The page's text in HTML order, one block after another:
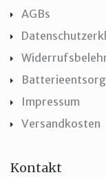
AGBs
Impressum
Versandkosten
Kontakt